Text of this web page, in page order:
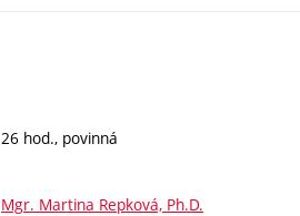
26 hod., povinná
Mgr. Martina Repková, Ph.D.